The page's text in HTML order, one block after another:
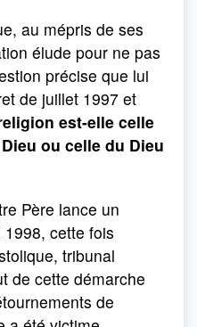
au mépris de ses
élude pour ne pas
précise que lui
de juillet 1997 et
est-elle celle
ou celle du Dieu
Père lance un
cette fois
tribunal
de cette démarche
de